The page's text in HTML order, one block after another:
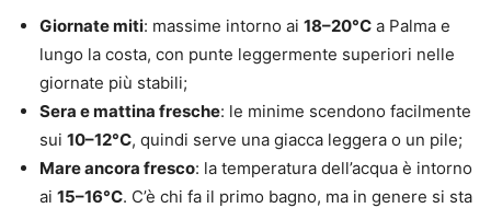
Giornate miti: massime intorno ai 18–20°C a Palma e
lungo la costa, con punte leggermente superiori nelle
giornate più stabili;
Sera e mattina fresche: le minime scendono facilmente
sui 10–12°C, quindi serve una giacca leggera o un pile;
Mare ancora fresco: la temperatura dell’acqua è intorno
ai 15–16°C. C’è chi fa il primo bagno, ma in genere si sta